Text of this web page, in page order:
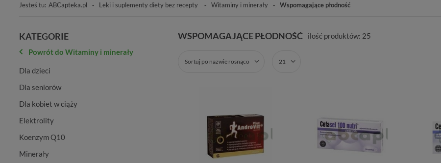
Jesteś tu: ABCapteka.pl Leki i suplementy diety bez recepty Witaminy i minerały Wspomagające płodność
KATEGORIE
Powrót do Witaminy i minerały
Dla dzieci
Dla seniorów
Dla kobiet w ciąży
Elektrolity
Koenzym Q10
Minerały
WSPOMAGAJĄCE PŁODNOŚĆ ilość produktów: 25
Sortuj po nazwie rosnąco 21